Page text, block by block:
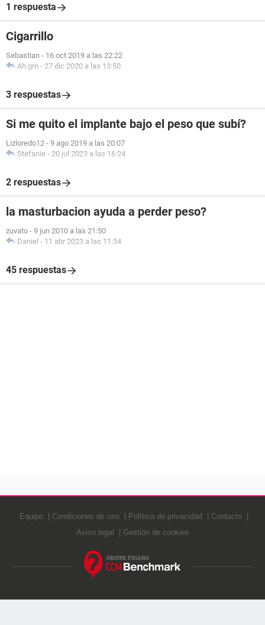
1 respuesta
Cigarrillo
Sebastian - 16 oct 2019 a las 22:22
Ah.gm - 27 dic 2020 a las 13:50
3 respuestas
Si me quito el implante bajo el peso que subí?
Lizloredo12 - 9 ago 2019 a las 20:07
Stefanie - 20 jul 2023 a las 16:24
2 respuestas
la masturbacion ayuda a perder peso?
zuvato - 9 jun 2010 a las 21:50
Daniel - 11 abr 2023 a las 11:34
45 respuestas
Equipo Condiciones de uso Política de privacidad
Contacto
Aviso legal
Gestión de cookies